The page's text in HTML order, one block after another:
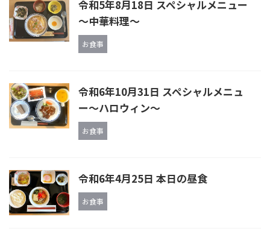
令和5年8月18日 スペシャルメニュー
～中華料理～
お食事
令和6年10月31日 スペシャルメニュ
ー～ハロウィン～
お食事
令和6年4月25日 本日の昼食
お食事